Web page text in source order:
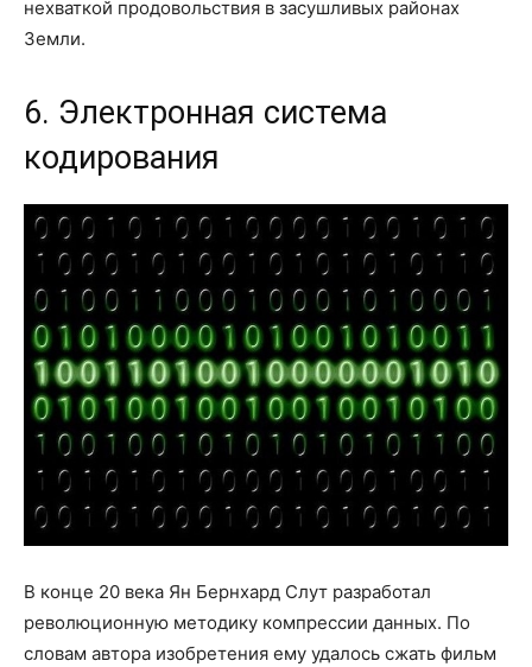
нехваткой продовольствия в засушливых районах
Земли.
6. Электронная система
кодирования
В конце 20 века Ян Бернхард Слут разработал
революционную методику компрессии данных. По
словам автора изобретения ему удалось сжать фильм